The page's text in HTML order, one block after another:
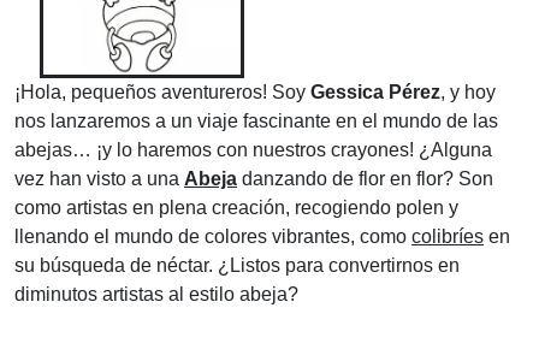
¡Hola, pequeños aventureros! Soy Gessica Pérez, y hoy
nos lanzaremos a un viaje fascinante en el mundo de las
abejas… ¡y lo haremos con nuestros crayones! ¿Alguna
vez han visto a una Abeja danzando de flor en flor? Son
como artistas en plena creación, recogiendo polen y
llenando el mundo de colores vibrantes, como colibríes en
su búsqueda de néctar. ¿Listos para convertirnos en
diminutos artistas al estilo abeja?